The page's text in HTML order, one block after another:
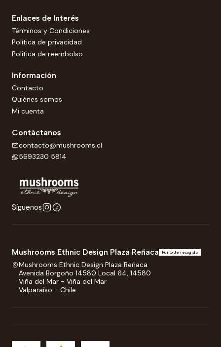
Enlaces de Interés
Términos y Condiciones
Política de privacidad
Politica de reembolso
Información
Contacto
Quiénes somos
Mi cuenta
Contáctanos
contacto@mushrooms.cl
5693230 5814
Síguenos
Mushrooms Ethnic Design Plaza Reñaca Punto de recogida
Mushrooms Ethnic Design Plaza Reñaca
Avenida Borgoño 14580 Local 64, 14580
Viña del Mar - Viña del Mar
Valparaíso - Chile